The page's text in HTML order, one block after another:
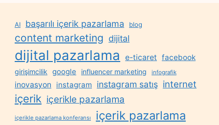
AI başarılı içerik pazarlama blog
content marketing dijital
dijital pazarlama e-ticaret facebook
girişimcilik google influencer marketing infografik
inovasyon instagram instagram satış internet
içerik içerikle pazarlama
içerikle pazarlama konferansı içerik pazarlama